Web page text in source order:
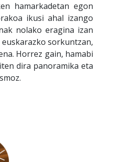
hamarkadetan egon
ikusi ahal izango
nolako eragina izan
sorkuntzan,
Horrez gain, hamabi
dira panoramika eta